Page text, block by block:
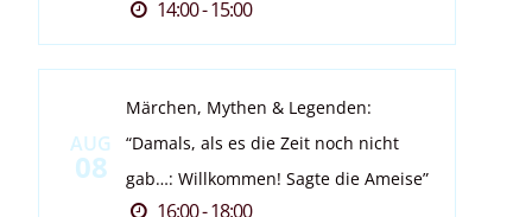
14:00 - 15:00
AUG
08
Märchen, Mythen & Legenden:
“Damals, als es die Zeit noch nicht
gab…: Willkommen! Sagte die Ameise”
16:00 - 18:00